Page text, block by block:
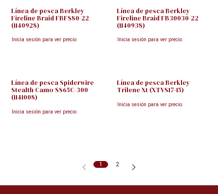
Línea de pesca Berkley
Fireline Braid FBFS80-22
(1140928)
Inicia sesión para ver precio
Línea de pesca Berkley
Fireline Braid FB30030-22
(1140938)
Inicia sesión para ver precio
Línea de pesca Spiderwire
Stealth Camo SS65C-300
(1141008)
Inicia sesión para ver precio
Línea de pesca Berkley
Trilene Xt (XTVS17-15)
Inicia sesión para ver precio
1 2